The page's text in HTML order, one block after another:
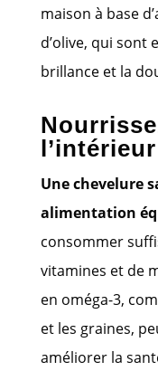
maison à base
d’olive, qui sont
brillance et la
l’intérieur
Une chevelure
alimentation
consommer
vitamines et de
en oméga-3,
et les graines,
améliorer la